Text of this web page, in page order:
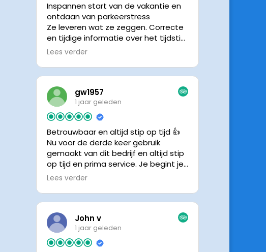
Inspannen start van de vakantie en
ontdaan van parkeerstress
Ze leveren wat ze zeggen. Correcte
en tijdige informatie over het tijdstip
van ophalen. Voldeed ook nu weer
Lees verder
gw1957
1 jaar geleden
Betrouwbaar en altijd stip op tijd 👍
Nu voor de derde keer gebruik
gemaakt van dit bedrijf en altijd stip
op tijd en prima service. Je begint je
vakantie zonder zorgen iig. 👍👍
Lees verder
John v
1 jaar geleden